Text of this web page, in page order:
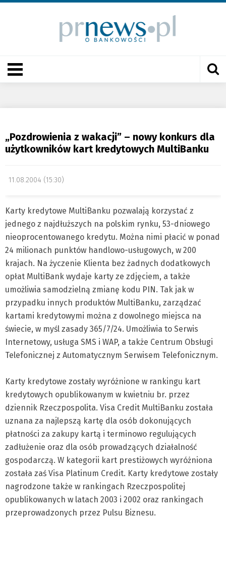
„Pozdrowienia z wakacji” – nowy konkurs dla
użytkowników kart kredytowych MultiBanku
11.08.2004 (15:30)
Karty kredytowe MultiBanku pozwalają korzystać z
jednego z najdłuższych na polskim rynku, 53-dniowego
nieoprocentowanego kredytu. Można nimi płacić w ponad
24 milionach punktów handlowo-usługowych, w 200
krajach. Na życzenie Klienta bez żadnych dodatkowych
opłat MultiBank wydaje karty ze zdjęciem, a także
umożliwia samodzielną zmianę kodu PIN. Tak jak w
przypadku innych produktów MultiBanku, zarządzać
kartami kredytowymi można z dowolnego miejsca na
świecie, w myśl zasady 365/7/24. Umożliwia to Serwis
Internetowy, usługa SMS i WAP, a także Centrum Obsługi
Telefonicznej z Automatycznym Serwisem Telefonicznym.
Karty kredytowe zostały wyróżnione w rankingu kart
kredytowych opublikowanym w kwietniu br. przez
dziennik Rzeczpospolita. Visa Credit MultiBanku została
uznana za najlepszą kartę dla osób dokonujących
płatności za zakupy kartą i terminowo regulujących
zadłużenie oraz dla osób prowadzących działalność
gospodarczą. W kategorii kart prestiżowych wyróżniona
została zaś Visa Platinum Credit. Karty kredytowe zostały
nagrodzone także w rankingach Rzeczpospolitej
opublikowanych w latach 2003 i 2002 oraz rankingach
przeprowadzonych przez Pulsu Biznesu.